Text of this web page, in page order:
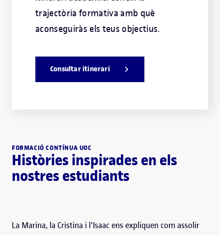
trajectòria formativa amb què
aconseguiràs els teus objectius.
Consultar itinerari
FORMACIÓ CONTÍNUA UOC
Històries inspirades en els
nostres estudiants
La Marina, la Cristina i l'Isaac ens expliquen com assolir